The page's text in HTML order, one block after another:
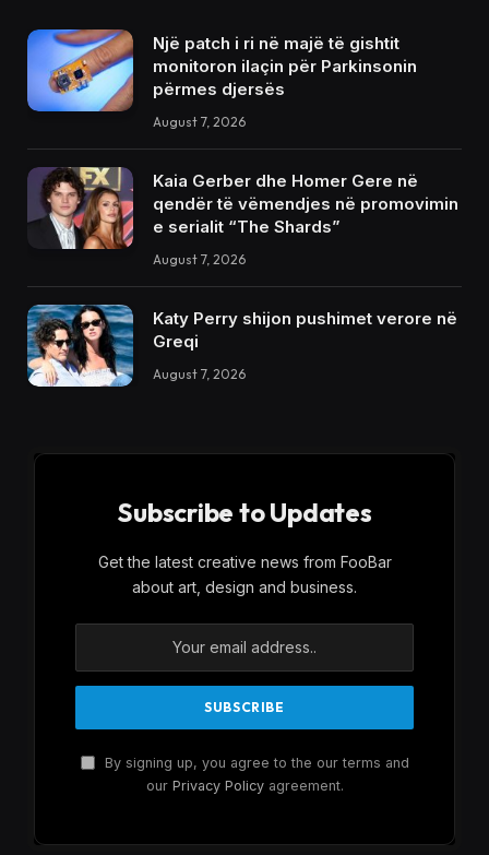
Një patch i ri në majë të gishtit
monitoron ilaçin për Parkinsonin
përmes djersës
August 7, 2026
Kaia Gerber dhe Homer Gere në
qendër të vëmendjes në promovimin
e serialit “The Shards”
August 7, 2026
Katy Perry shijon pushimet verore në
Greqi
August 7, 2026
Subscribe to Updates
Get the latest creative news from FooBar
about art, design and business.
By signing up, you agree to the our terms and
our Privacy Policyagreement.